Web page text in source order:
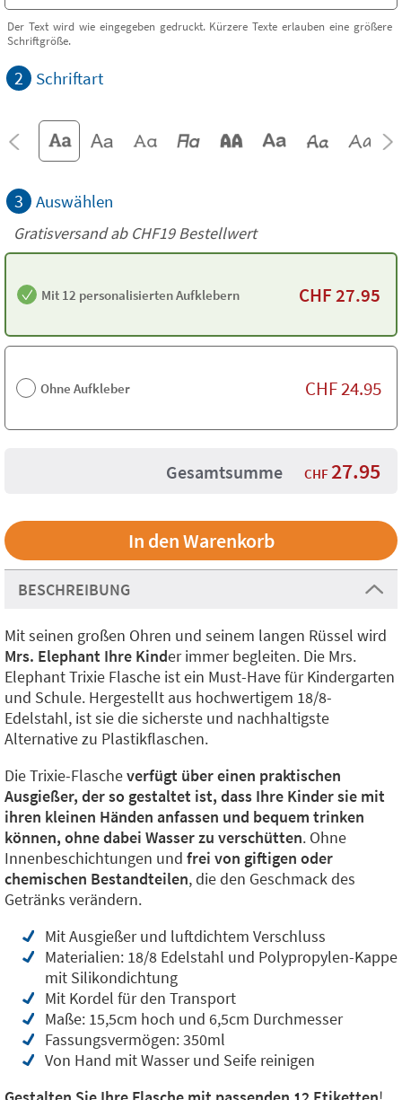
Der Text wird wie eingegeben gedruckt. Kürzere Texte erlauben eine größere
Schriftgröße.
2 Schriftart
3 Auswählen
Gratisversand ab CHF19Bestellwert
Mit 12 personalisierten Aufklebern CHF27.95
Ohne Aufkleber CHF24.95
Gesamtsumme CHF 27.95
BESCHREIBUNG
Mit seinen großen Ohren und seinem langen Rüssel wird
Mrs. Elephant Ihre Kinder immer begleiten. Die Mrs.
Elephant Trixie Flasche ist ein Must-Have für Kindergarten
und Schule. Hergestellt aus hochwertigem 18/8-
Edelstahl, ist sie die sicherste und nachhaltigste
Alternative zu Plastikflaschen.
Die Trixie-Flascheverfügt über einen praktischen
Ausgießer, der so gestaltet ist, dass Ihre Kinder sie mit
ihren kleinen Händen anfassen und bequem trinken
können, ohne dabei Wasser zu verschütten. Ohne
Innenbeschichtungen und frei von giftigen oder
chemischen Bestandteilen, die den Geschmack des
Getränks verändern.
Mit Ausgießer und luftdichtem Verschluss
Materialien: 18/8 Edelstahl und Polypropylen-Kappe
mit Silikondichtung
Mit Kordel für den Transport
Maße: 15,5cm hoch und 6,5cm Durchmesser
Fassungsvermögen: 350ml
Von Hand mit Wasser und Seife reinigen